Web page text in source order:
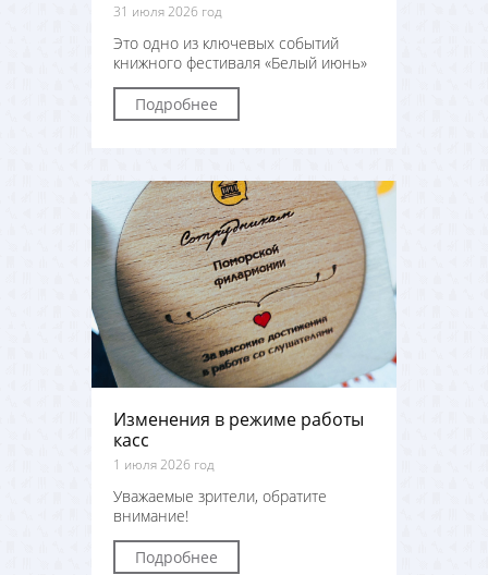
31 июля 2026 год
Это одно из ключевых событий
книжного фестиваля «Белый июнь»
Подробнее
Изменения в режиме работы
касс
1 июля 2026 год
Уважаемые зрители, обратите
внимание!
Подробнее